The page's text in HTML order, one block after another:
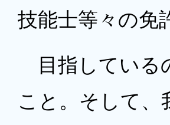
技能士等々の免
目指している
こと。そして、